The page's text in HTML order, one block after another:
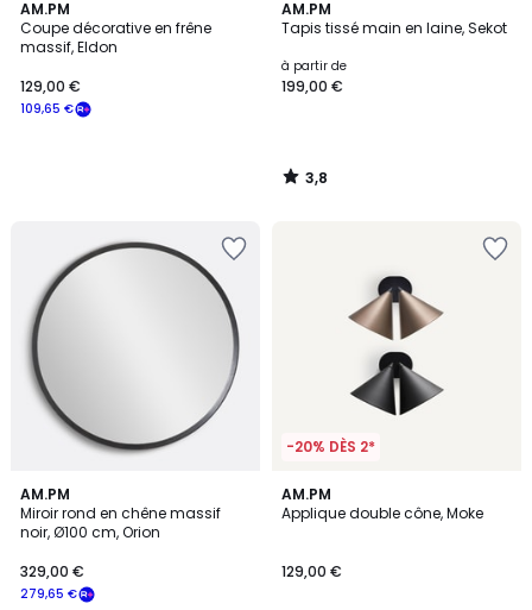
AM.PM
Coupe décorative en frêne
massif, Eldon
109,65 €
129,00 €
AM.PM
Tapis tissé main en laine, Sekot
à partir de
199,00 €
3,8
/ 5
3,8
/
AM.PM
Miroir rond en chêne massif
noir, Ø100 cm, Orion
279,65 €
329,00 €
-20% DÈS 2*
AM.PM
Applique double cône, Moke
129,00 €
4,6
/ 5
3
Couleurs